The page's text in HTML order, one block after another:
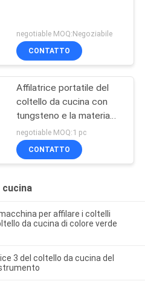
negotiable MOQ:Negoziabile
CONTATTO
Affilatrice portatile del
coltello da cucina con
tungsteno e la materia
plastica dell'ABS
negotiable MOQ:1 pc
CONTATTO
per affilare i coltelli
da cucina di colore verde
3 del coltello da cucina del